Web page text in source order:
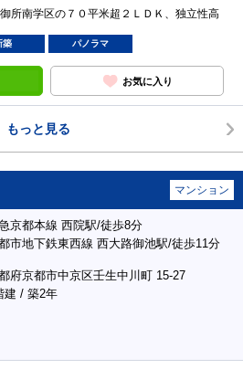
所南学区の７０平米超２ＬＤＫ、独立性高
築 パノラマ
お気に入り
もっと見る
マンション
京都本線 西院駅/徒歩8分
市地下鉄東西線 西大路御池駅/徒歩11分
府京都市中京区壬生中川町 15-27
建 / 築2年